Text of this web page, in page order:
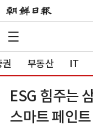
부동산 IT
ESG 힘주는
스마트 페인